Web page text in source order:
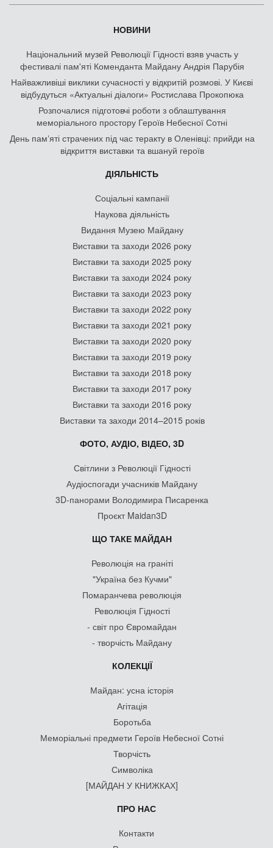
НОВИНИ
Національний музей Революції Гідності взяв участь у
фестивалі пам'яті Коменданта Майдану Андрія Парубія
Найважливіші виклики сучасності у відкритій розмові. У Києві
відбудуться «Актуальні діалоги» Ростислава Прокопюка
Розпочалися підготовчі роботи з облаштування
меморіального простору Героїв Небесної Сотні
День памʼяті страчених під час теракту в Оленівці: прийди на
відкриття виставки та вшануй героїв
ДІЯЛЬНІСТЬ
Соціальні кампанії
Наукова діяльність
Видання Музею Майдану
Виставки та заходи 2026 року
Виставки та заходи 2025 року
Виставки та заходи 2024 року
Виставки та заходи 2023 року
Виставки та заходи 2022 року
Виставки та заходи 2021 року
Виставки та заходи 2020 року
Виставки та заходи 2019 року
Виставки та заходи 2018 року
Виставки та заходи 2017 року
Виставки та заходи 2016 року
Виставки та заходи 2014–2015 років
ФОТО, АУДІО, ВІДЕО, 3D
Світлини з Революції Гідності
Аудіоспогади учасників Майдану
3D-панорами Володимира Писаренка
Проєкт Maidan3D
ЩО ТАКЕ МАЙДАН
Революція на граніті
"Україна без Кучми"
Помаранчева революція
Революція Гідності
- світ про Євромайдан
- творчість Майдану
КОЛЕКЦІЇ
Майдан: усна історія
Агітація
Боротьба
Меморіальні предмети Героїв Небесної Сотні
Творчість
Символіка
[МАЙДАН У КНИЖКАХ]
ПРО НАС
Контакти